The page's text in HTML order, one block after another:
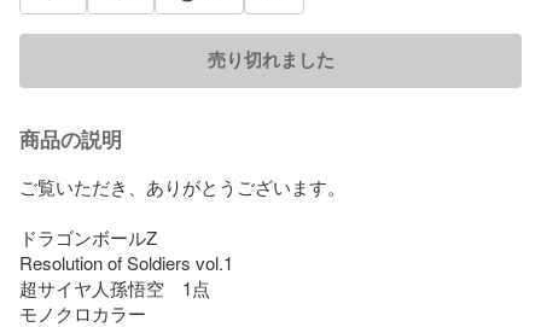
売り切れました
商品の説明
ご覧いただき、ありがとうございます。
ドラゴンボールZ
Resolution of Soldiers vol.1
超サイヤ人孫悟空　1点
モノクロカラー